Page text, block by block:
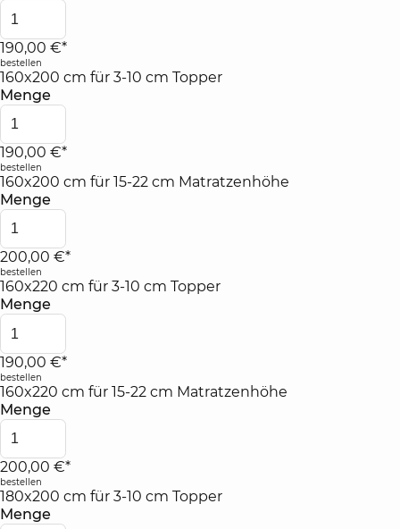
190,00 €*
bestellen
160x200 cm für 3-10 cm Topper
Menge
190,00 €*
bestellen
160x200 cm für 15-22 cm Matratzenhöhe
Menge
200,00 €*
bestellen
160x220 cm für 3-10 cm Topper
Menge
190,00 €*
bestellen
160x220 cm für 15-22 cm Matratzenhöhe
Menge
200,00 €*
bestellen
180x200 cm für 3-10 cm Topper
Menge